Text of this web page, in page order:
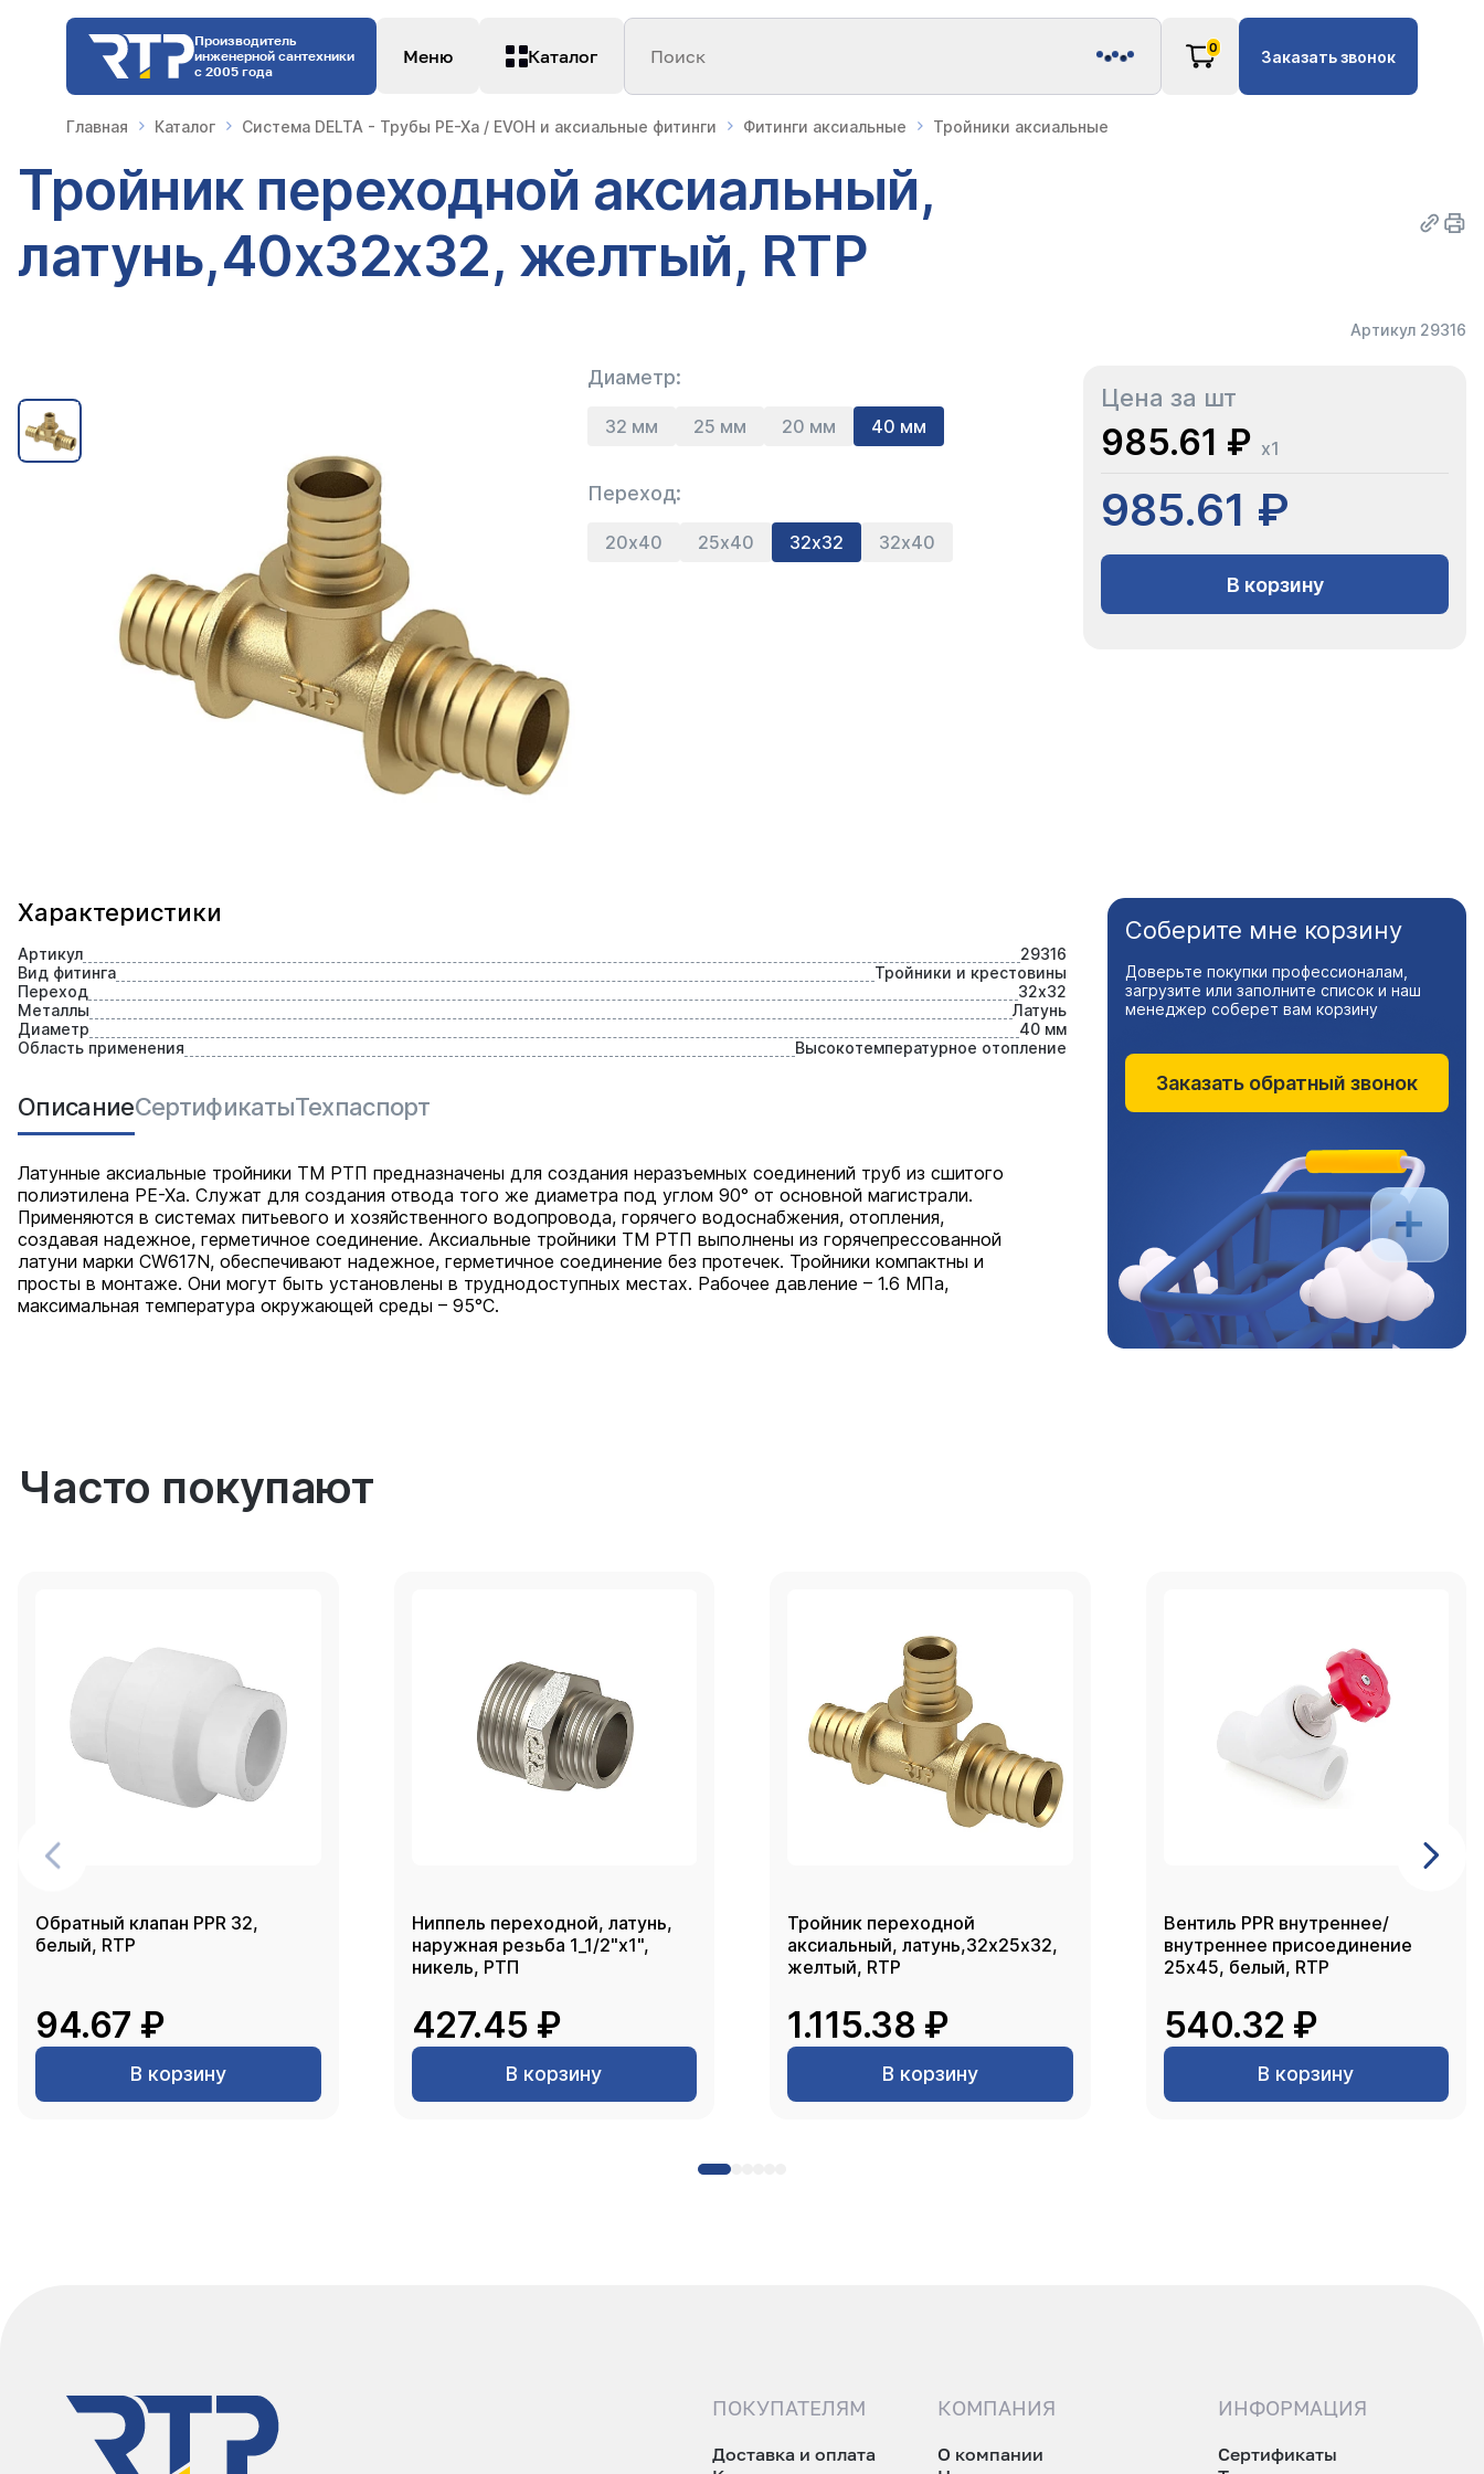
Производитель
инженерной сантехники
с 2005 года
Меню Каталог Поиск 0 Заказать звонок
Главная Каталог Система DELTA - Трубы PE-Xa / EVOH и аксиальные фитинги Фитинги аксиальные Тройники аксиальные
Тройник переходной аксиальный,
латунь,40х32х32, желтый, RTP
Артикул 29316
Диаметр:
32 мм 25 мм 20 мм 40 мм
Переход:
20х40 25х40 32х32 32х40
Цена за шт
985.61 ₽ x1
985.61 ₽
В корзину
Характеристики
Артикул
29316
Вид фитинга
Тройники и крестовины
Переход
32х32
Металлы
Латунь
Диаметр
40 мм
Область применения
Высокотемпературное отопление
ОписаниеСертификатыТехпаспорт
Латунные аксиальные тройники ТМ РТП предназначены для создания неразъемных соединений труб из сшитого
полиэтилена PE-Xa. Служат для создания отвода того же диаметра под углом 90° от основной магистрали.
Применяются в системах питьевого и хозяйственного водопровода, горячего водоснабжения, отопления,
создавая надежное, герметичное соединение. Аксиальные тройники ТМ РТП выполнены из горячепрессованной
латуни марки СW617N, обеспечивают надежное, герметичное соединение без протечек. Тройники компактны и
просты в монтаже. Они могут быть установлены в труднодоступных местах. Рабочее давление – 1.6 МПа,
максимальная температура окружающей среды – 95°С.
Соберите мне корзину
Доверьте покупки профессионалам,
загрузите или заполните список и наш
менеджер соберет вам корзину
Заказать обратный звонок
Часто покупают
Обратный клапан PPR 32,
белый, RTP
94.67 ₽
В корзину
Ниппель переходной, латунь,
наружная резьба 1_1/2"х1",
никель, РТП
427.45 ₽
В корзину
Тройник переходной
аксиальный, латунь,32х25х32,
желтый, RTP
1.115.38 ₽
В корзину
Вентиль PPR внутреннее/
внутреннее присоединение
25х45, белый, RTP
540.32 ₽
В корзину
ПОКУПАТЕЛЯМ
Доставка и оплата
КОМПАНИЯ
О компании
ИНФОРМАЦИЯ
Сертификаты